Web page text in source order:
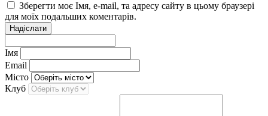
Зберегти моє Імя, e-mail, та адресу сайту в цьому браузері
для моїх подальших коментарів.
Надіслати
Імя
Email
Місто
Клуб